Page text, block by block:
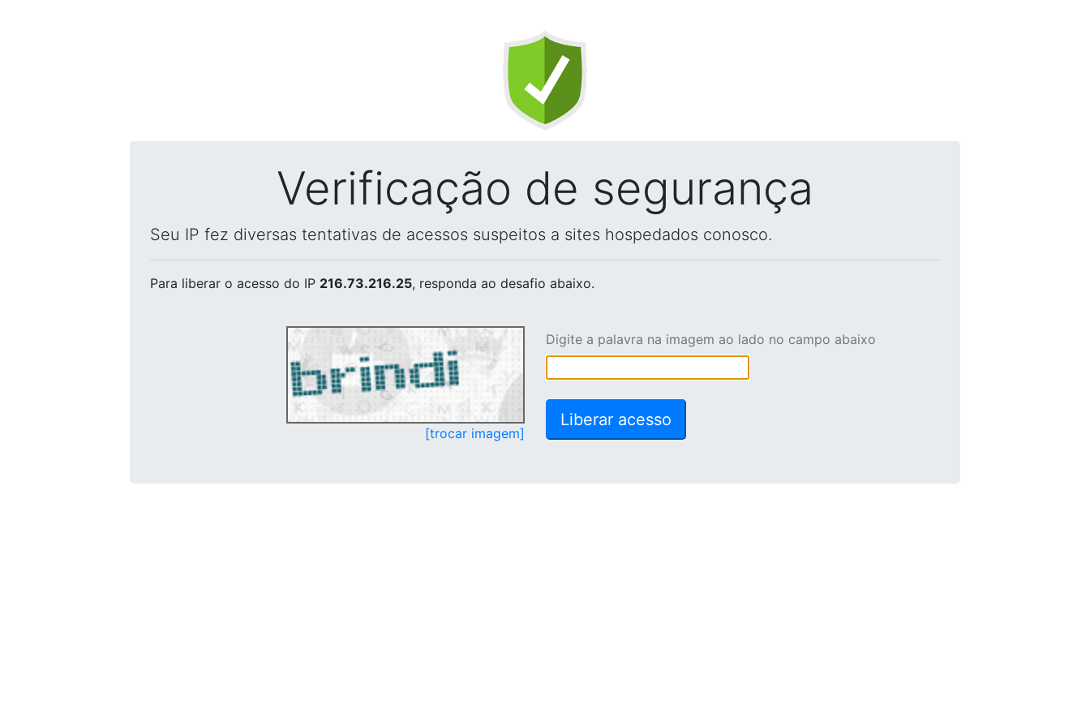
Verificação de segurança
Seu IP fez diversas tentativas de acessos suspeitos a sites hospedados conosco.
Para liberar o acesso do IP 216.73.216.25, responda ao desafio abaixo.
[trocar imagem]
Digite a palavra na imagem ao lado no campo abaixo